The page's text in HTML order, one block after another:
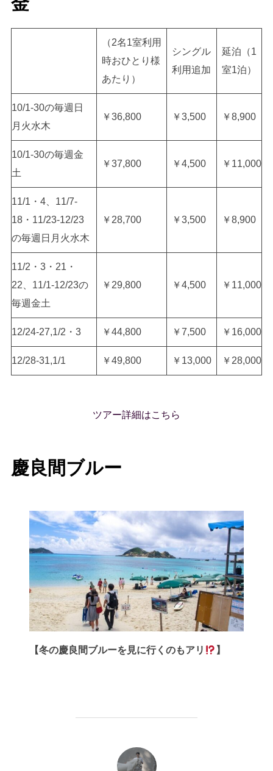
（2名1室利用
時おひとり様
あたり）
シングル
利用追加
延泊（1
室1泊）
10/1-30の毎週日
月火水木
￥36,800 ￥3,500 ￥8,900
10/1-30の毎週金
土
￥37,800 ￥4,500 ￥11,000
11/1・4、11/7-
18・11/23-12/23
の毎週日月火水木
￥28,700 ￥3,500 ￥8,900
11/2・3・21・
22、11/1-12/23の
毎週金土
￥29,800 ￥4,500 ￥11,000
12/24-27,1/2・3 ￥44,800 ￥7,500 ￥16,000
12/28-31,1/1 ￥49,800 ￥13,000 ￥28,000
ツアー詳細はこちら
慶良間ブルー
【冬の慶良間ブルーを見に行くのもアリ 】
投稿者